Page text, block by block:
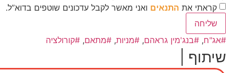
קראתי את התנאים ואני מאשר לקבל עדכונים שוטפים בדוא”ל.
שליחה
אג"ח, בנג'מין גראהם, מניות, מתאם, קורולציה
שיתוף |